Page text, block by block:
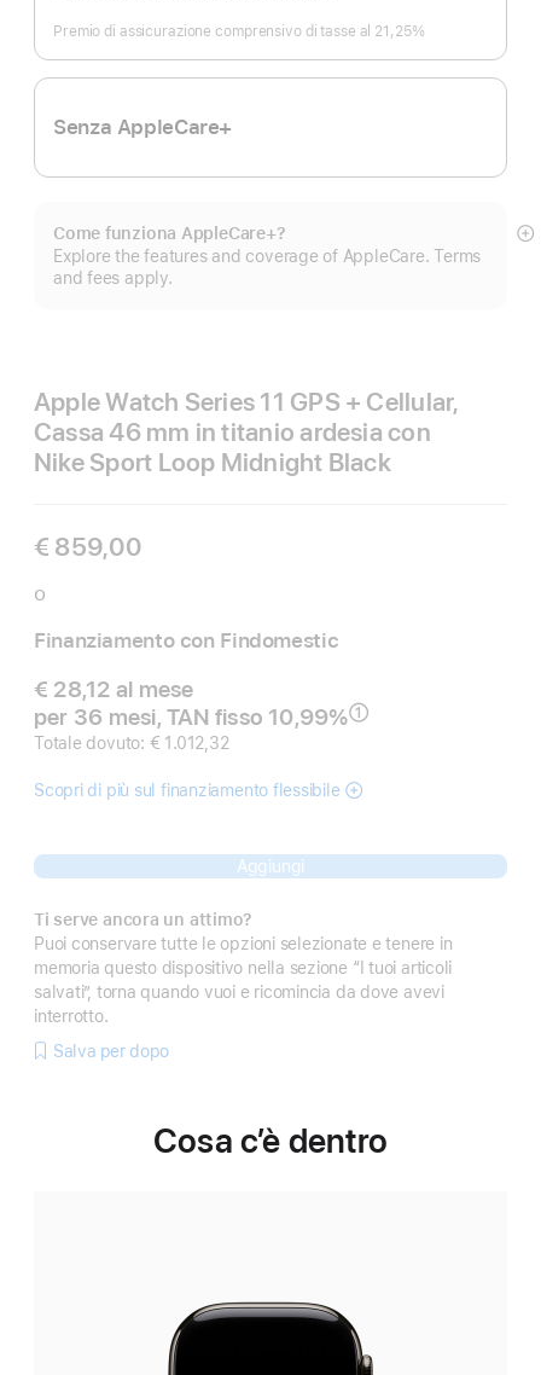
Premio di assicurazione comprensivo di tasse al 21,25%
Senza AppleCare+
Come funziona AppleCare+?
Explore the features and coverage of AppleCare. Terms
and fees apply.
Apple Watch Series 11 GPS + Cellular,
Cassa 46 mm in titanio ardesia con
Nike Sport Loop Midnight Black
€ 859,00
o
Finanziamento con Findomestic
€ 28,12 al mese
per 36 mesi, TAN fisso 10,99%
Nota
①
Totale dovuto: € 1.012,32
Scopri di più sul finanziamento flessibile
Aggiungi
Ti serve ancora un attimo?
Puoi conservare tutte le opzioni selezionate e tenere in
memoria questo dispositivo nella sezione “I tuoi articoli
salvati”, torna quando vuoi e ricomincia da dove avevi
interrotto.
Salva per dopo
Cosa c’è dentro